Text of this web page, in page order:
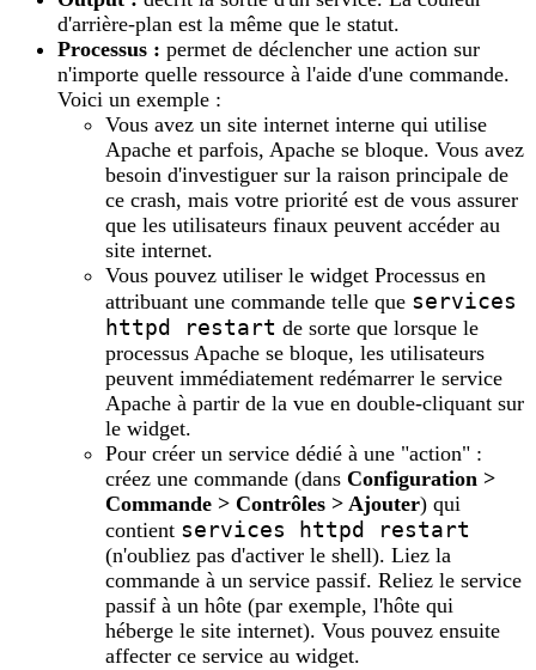
d'arrière-plan est la même que le statut.
Processus : permet de déclencher une action sur
n'importe quelle ressource à l'aide d'une commande.
Voici un exemple :
Vous avez un site internet interne qui utilise
Apache et parfois, Apache se bloque. Vous avez
besoin d'investiguer sur la raison principale de
ce crash, mais votre priorité est de vous assurer
que les utilisateurs finaux peuvent accéder au
site internet.
Vous pouvez utiliser le widget Processus en
attribuant une commande telle que services
httpd restart de sorte que lorsque le
processus Apache se bloque, les utilisateurs
peuvent immédiatement redémarrer le service
Apache à partir de la vue en double-cliquant sur
le widget.
Pour créer un service dédié à une "action" :
créez une commande (dans Configuration >
Commande > Contrôles > Ajouter) qui
contient services httpd restart
(n'oubliez pas d'activer le shell). Liez la
commande à un service passif. Reliez le service
passif à un hôte (par exemple, l'hôte qui
héberge le site internet). Vous pouvez ensuite
affecter ce service au widget.